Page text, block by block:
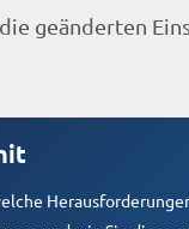
geänderten